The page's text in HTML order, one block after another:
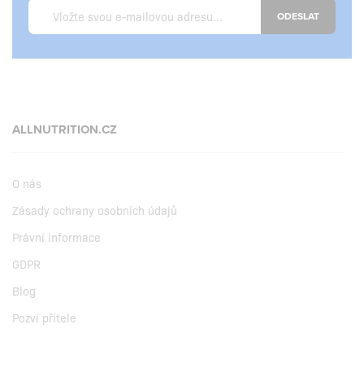
ODESLAT
ALLNUTRITION.CZ
O nás
Zásady ochrany osobních údajů
Právní informace
GDPR
Blog
Pozvi přítele